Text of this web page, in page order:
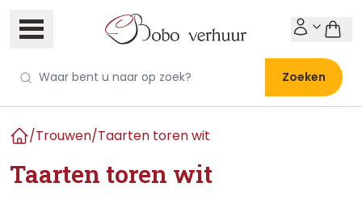
Zoeken
/Trouwen/Taarten toren wit
Taarten toren wit